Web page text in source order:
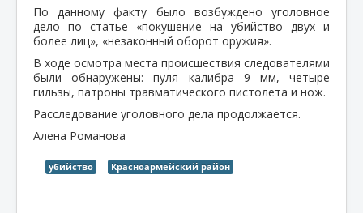
По данному факту было возбуждено уголовное
дело по статье «покушение на убийство двух и
более лиц», «незаконный оборот оружия».
В ходе осмотра места происшествия следователями
были обнаружены: пуля калибра 9 мм, четыре
гильзы, патроны травматического пистолета и нож.
Расследование уголовного дела продолжается.
Алена Романова
убийство Красноармейский район